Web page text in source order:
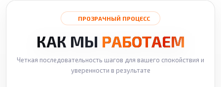
ПРОЗРАЧНЫЙ ПРОЦЕСС
КАК МЫ РАБОТАЕМ
Четкая последовательность шагов для вашего спокойствия и
уверенности в результате